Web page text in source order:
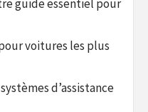
guide essentiel pour
voitures les plus
d’assistance